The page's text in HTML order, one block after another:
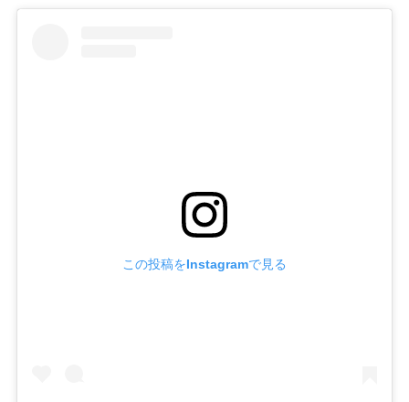
この投稿をInstagramで見る